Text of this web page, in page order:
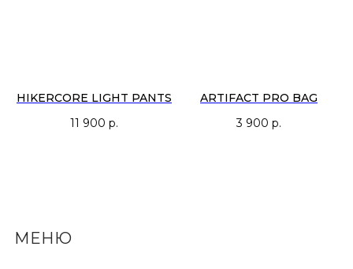
HIKERCORE LIGHT PANTS
11 900 р.
ARTIFACT PRO BAG
3 900 р.
МЕНЮ